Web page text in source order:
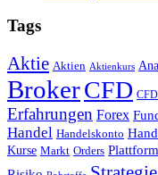
Tags
Aktie Aktien Aktienkurs
BrokerCFD
Erfahrungen Forex
Handel Handelskonto
Kurse Markt Orders Plattform